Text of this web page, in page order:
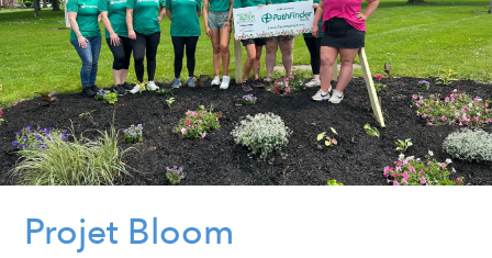
Projet Bloom